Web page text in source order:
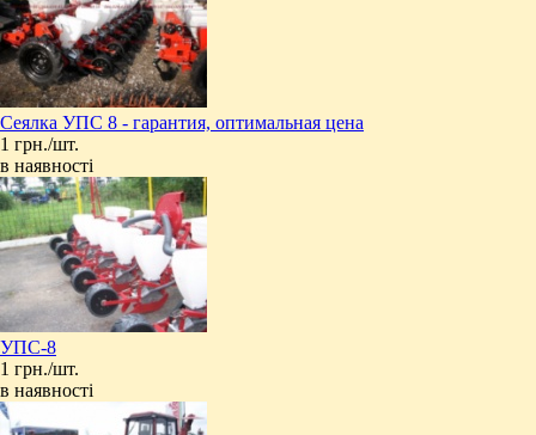
Сеялка УПС 8 - гарантия, оптимальная цена
1 грн./шт.
в наявності
УПС-8
1 грн./шт.
в наявності